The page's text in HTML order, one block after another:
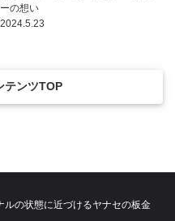
ーの想い
2024.5.23
テンツTOP
の状態に近づけるヤナセの板金